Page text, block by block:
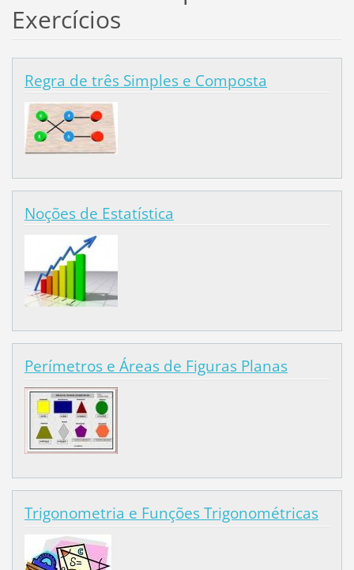
Exercícios
Regra de três Simples e Composta
Noções de Estatística
Perímetros e Áreas de Figuras Planas
Trigonometria e Funções Trigonométricas